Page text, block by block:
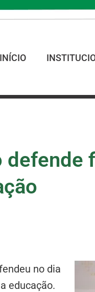
INÍCIO
defende
no dia
educação.